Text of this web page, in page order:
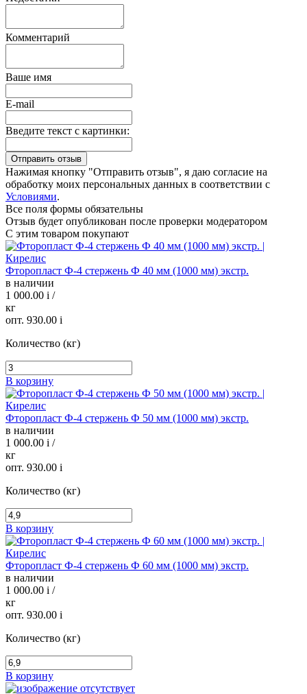
Комментарий
Ваше имя
E-mail
Введите текст с картинки:
Нажимая кнопку "Отправить отзыв", я даю согласие на
обработку моих персональных данных в соответствии с
Условиями.
Все поля формы обязательны
Отзыв будет опубликован после проверки модератором
С этим товаром покупают
Фторопласт Ф-4 стержень Ф 40 мм (1000 мм) экстр.
в наличии
1 000.00 i /
кг
опт. 930.00 i
Количество (кг)
В корзину
Фторопласт Ф-4 стержень Ф 50 мм (1000 мм) экстр.
в наличии
1 000.00 i /
кг
опт. 930.00 i
Количество (кг)
В корзину
Фторопласт Ф-4 стержень Ф 60 мм (1000 мм) экстр.
в наличии
1 000.00 i /
кг
опт. 930.00 i
Количество (кг)
В корзину